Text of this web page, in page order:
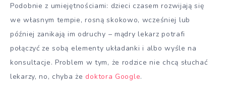
Podobnie z umiejętnościami: dzieci czasem rozwijają się
we własnym tempie, rosną skokowo, wcześniej lub
później zanikają im odruchy – mądry lekarz potrafi
połączyć ze sobą elementy układanki i albo wyśle na
konsultacje. Problem w tym, że rodzice nie chcą słuchać
lekarzy, no, chyba żedoktora Google.